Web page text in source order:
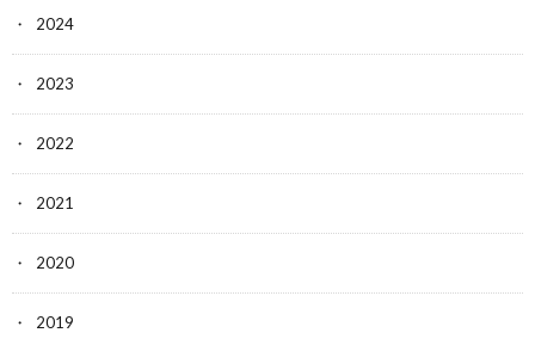
2024
2023
2022
2021
2020
2019